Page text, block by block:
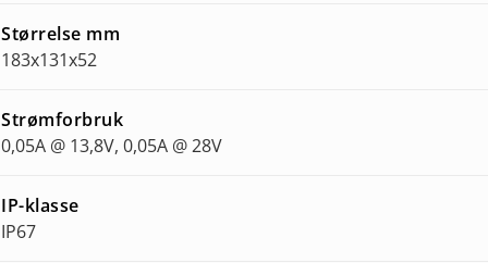
Størrelse mm
183x131x52
Strømforbruk
0,05A @ 13,8V, 0,05A @ 28V
IP-klasse
IP67